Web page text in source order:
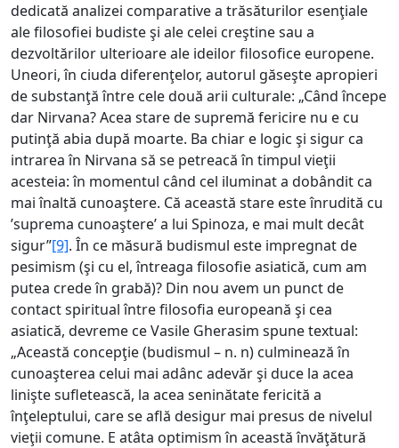
dedicată analizei comparative a trăsăturilor esenţiale
ale filosofiei budiste şi ale celei creştine sau a
dezvoltărilor ulterioare ale ideilor filosofice europene.
Uneori, în ciuda diferenţelor, autorul găseşte apropieri
de substanţă între cele două arii culturale: „Când începe
dar Nirvana? Acea stare de supremă fericire nu e cu
putinţă abia după moarte. Ba chiar e logic şi sigur ca
intrarea în Nirvana să se petreacă în timpul vieţii
acesteia: în momentul când cel iluminat a dobândit ca
mai înaltă cunoaştere. Că această stare este înrudită cu
’suprema cunoaştere’ a lui Spinoza, e mai mult decât
sigur”[9]. În ce măsură budismul este impregnat de
pesimism (şi cu el, întreaga filosofie asiatică, cum am
putea crede în grabă)? Din nou avem un punct de
contact spiritual între filosofia europeană şi cea
asiatică, devreme ce Vasile Gherasim spune textual:
„Această concepţie (budismul – n. n) culminează în
cunoaşterea celui mai adânc adevăr şi duce la acea
linişte sufletească, la acea seninătate fericită a
înţeleptului, care se află desigur mai presus de nivelul
vieţii comune. E atâta optimism în această învăţătură